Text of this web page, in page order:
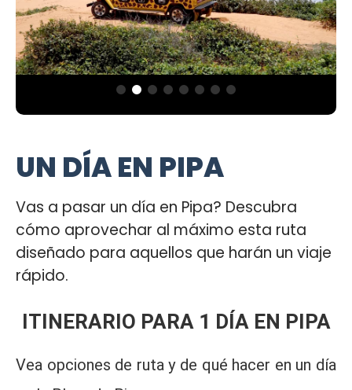
UN DÍA EN PIPA
Vas a pasar un día en Pipa? Descubra
cómo aprovechar al máximo esta ruta
diseñado para aquellos que harán un viaje
rápido.
ITINERARIO PARA 1 DÍA EN PIPA
Vea opciones de ruta y de qué hacer en un día